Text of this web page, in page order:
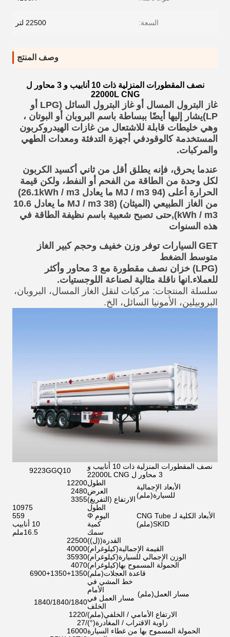
السعة: 22500 لتر
وصف المنتج
نصف المقطورات المنزلية ذات 10 أنابيب و 3 محاور ل
22000L CNG
غاز البترول المسال أو غاز البترول السائل (LPG أو
LP) يشار إليها أيضًا ببساطة باسم البروبان أو البوتان ،
وهي خليطات قابلة للاشتعال من غازات الهيدروكربون
المستخدمة كالوقودفي أجهزة التدفئة ومعدات الطهي
والمركبات.
عندما يحرق، فإنه يطلق أقل من ثاني أكسيد الكربون
لكل وحدة من الطاقة من الفحم أو النفط، ولكن قيمة
الحرارة أعلى (94 MJ / m3 ما يعادل 26.1kWh / m3)
من الغاز الطبيعي (الميثان) (38 MJ / m3 ما يعادل 10.6
kWh / m3),حتى تصبح شعبية باسم نظيفة
الطاقة في
هذه السنوات
GET السيارات توفر وزن خفيف وحجم كبير الغاز
متوسط الضغط
(LPG) خزان نصف مقطورة مع 3 محاور وأكثر
للعملاء.انها ناقلة مثالية لصناعة اللوجستيات.
سلسلة المنتجات: مركبات لنقل الغاز المسال، البروبان،
البروبيلين، الأمونيا السائل، الخ.
نصف المقطورات المنزلية ذات 10 أنابيب و
3 محاور ل 22000L CNG
9223GGQ10
الأبعاد الإجمالية
للسيارة(ملم)
الطول12200
العرض2480
الارتفاع (التفريغ)3355
الأبعاد الكلية لـ CNG Tube
SKID
(ملم)
الطول
10975
اليوم Φ
559
كمية
10 أنابيب
سمك
16.5ملم
القدرة((ل))
22500
القيمة الإجمالية(كيلوغرام)
40000
الوزن الإجمالي للسيارة(كيلوغرام)
35930
الحمولة المسموح بها(كيلوغرام)
4070
قاعدة العجلات(ملم)
6900+1350+1350
مسار العمل(ملم)
خط المشي في
الأمام
مسار العمل في
الخلف1840/1840/1840
الارتفاع الأمامي / الخلفي(ملم)
/1220
زاوية الاقتراب / المغادرة(
°
)
/27
الحمولة المسموح بها من غطاء السيارة16000